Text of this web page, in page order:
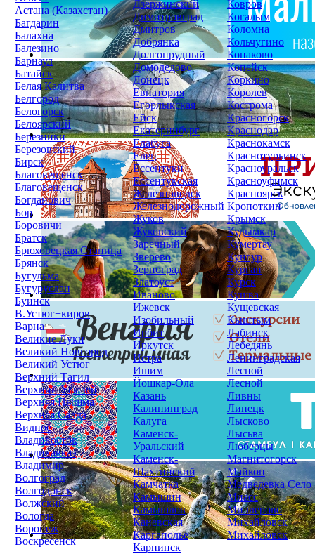
Астана (Казахстан)
Багдарин
Балахна
Балезино
Барнаул
Батайск
Белая Калитва
Белгород
Белогорск
Белоярский
Березники
Березовский
Бирск
Благовещенск
Благовещенск
Богданович
Бор
Боровичи
Братск
Брюховецкая Станица
Брянск
Бугульма
Бугуруслан
Буинск
В.Устюг+киров
Варна
Великие Луки
Великий Новгород
Великий Устюг
Верхний Тагил
Верхний Уфалей
Верхняя Пышма
Верхняя Салда
Видное
Владивосток
Владикавказ
Владимир
Волгоград
Волгодонск
Волжский
Вологда
Воронеж
Воскресенск
Дзержинский
Димитровград
Дмитров
Добрянка
Долгопрудный
Домодедово
Донецк
Евпатория
Егорлыкская
Ейск
Екатеринбург
Елабуга
Елец
Ессентуки
Ессентукская
Железноводск
Железнодорожный
Жуков
Жуковский
Заречный
Зверево
Зерноград
Златоуст
Иваново
Ижевск
Изобильный
Ирбит
Иркутск
Истра
Ишим
Йошкар-Ола
Казань
Калининград
Калуга
Каменск-
Уральский
Каменск-
Шахтинский
Камчатка
Камышин
Камышлов
Каневская
Каргаполье
Карпинск
Ковров
Когалым
Коломна
Кольчугино
Конаково
Копейск
Коркино
Королев
Кострома
Красногорск
Краснодар
Краснокамск
Краснотурьинск
Красноуральск
Красноуфимск
Красноярск
Кропоткин
Крымск
Кудымкар
Кумертау
Кунгур
Курган
Курск
Кушва
Кущевская
Кыштым
Лабинск
Лебедянь
Ленинградская
Лесной
Лесной
Ливны
Липецк
Лысково
Лысьва
Люберцы
Магнитогорск
Майкоп
Медведевка Село
Миасс
Миллерово
Михайловск
Михайловск